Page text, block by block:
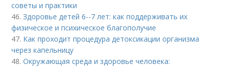
советы и практики
46.Здоровье детей 6--7 лет: как поддерживать их
физическое и психическое благополучие
47. Как проходит процедура детоксикации организма
через капельницу
48.Окружающая среда и здоровье человека: